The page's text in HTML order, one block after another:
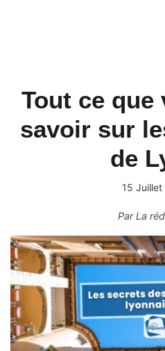
Tout ce que
savoir sur
de
15
ParLa